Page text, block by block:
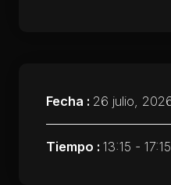
Fecha : 26 julio,
Tiempo : 13:15 - 17:15